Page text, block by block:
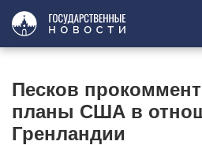
Песков
планы США в
Гренландии